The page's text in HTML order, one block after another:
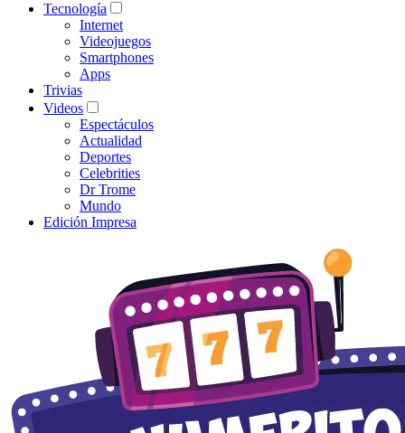
Tecnología
Internet
Videojuegos
Smartphones
Apps
Trivias
Videos
Espectáculos
Actualidad
Deportes
Celebrities
Dr Trome
Mundo
Edición Impresa